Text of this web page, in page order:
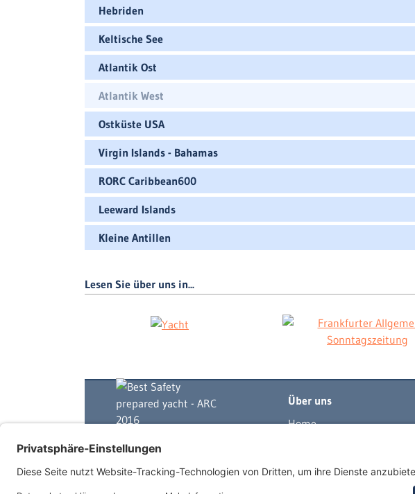
Hebriden
Keltische See
Atlantik Ost
Atlantik West
Ostküste USA
Virgin Islands - Bahamas
RORC Caribbean600
Leeward Islands
Kleine Antillen
Lesen Sie über uns in...
Über uns
Home
Skipper